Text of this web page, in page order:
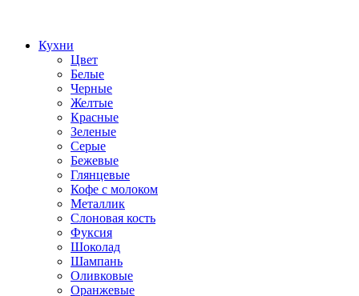
Кухни
Цвет
Белые
Черные
Желтые
Красные
Зеленые
Серые
Бежевые
Глянцевые
Кофе с молоком
Металлик
Слоновая кость
Фуксия
Шоколад
Шампань
Оливковые
Оранжевые